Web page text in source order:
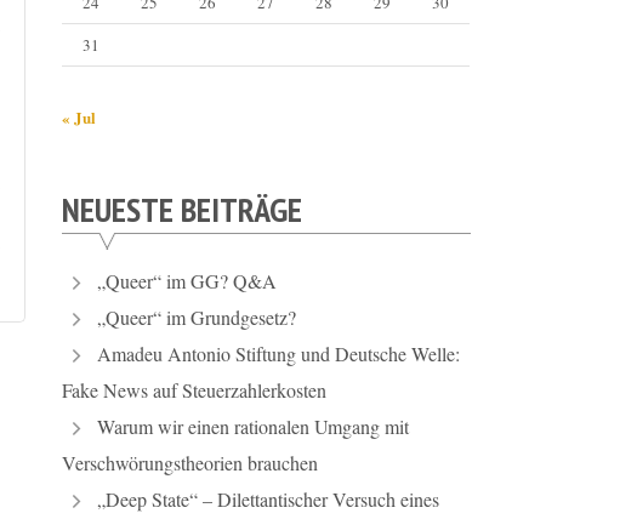
31
« Jul
NEUESTE BEITRÄGE
„Queer“ im GG? Q&A
„Queer“ im Grundgesetz?
Amadeu Antonio Stiftung und Deutsche Welle:
Fake News auf Steuerzahlerkosten
Warum wir einen rationalen Umgang mit
Verschwörungstheorien brauchen
„Deep State“ – Dilettantischer Versuch eines